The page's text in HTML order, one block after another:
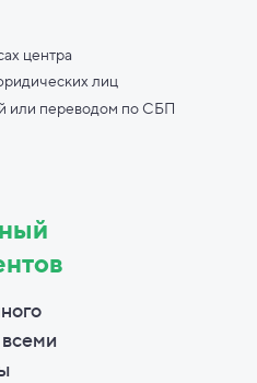
центра
лиц
или переводом по СБП